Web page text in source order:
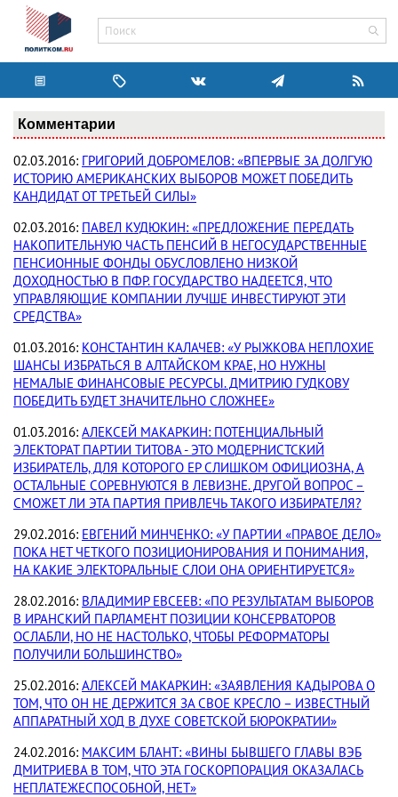
Комментарии
02.03.2016: ГРИГОРИЙ ДОБРОМЕЛОВ: «ВПЕРВЫЕ ЗА ДОЛГУЮ
ИСТОРИЮ АМЕРИКАНСКИХ ВЫБОРОВ МОЖЕТ ПОБЕДИТЬ
КАНДИДАТ ОТ ТРЕТЬЕЙ СИЛЫ»
02.03.2016: ПАВЕЛ КУДЮКИН: «ПРЕДЛОЖЕНИЕ ПЕРЕДАТЬ
НАКОПИТЕЛЬНУЮ ЧАСТЬ ПЕНСИЙ В НЕГОСУДАРСТВЕННЫЕ
ПЕНСИОННЫЕ ФОНДЫ ОБУСЛОВЛЕНО НИЗКОЙ
ДОХОДНОСТЬЮ В ПФР. ГОСУДАРСТВО НАДЕЕТСЯ, ЧТО
УПРАВЛЯЮЩИЕ КОМПАНИИ ЛУЧШЕ ИНВЕСТИРУЮТ ЭТИ
СРЕДСТВА»
01.03.2016: КОНСТАНТИН КАЛАЧЕВ: «У РЫЖКОВА НЕПЛОХИЕ
ШАНСЫ ИЗБРАТЬСЯ В АЛТАЙСКОМ КРАЕ, НО НУЖНЫ
НЕМАЛЫЕ ФИНАНСОВЫЕ РЕСУРСЫ. ДМИТРИЮ ГУДКОВУ
ПОБЕДИТЬ БУДЕТ ЗНАЧИТЕЛЬНО СЛОЖНЕЕ»
01.03.2016: АЛЕКСЕЙ МАКАРКИН: ПОТЕНЦИАЛЬНЫЙ
ЭЛЕКТОРАТ ПАРТИИ ТИТОВА - ЭТО МОДЕРНИСТСКИЙ
ИЗБИРАТЕЛЬ, ДЛЯ КОТОРОГО ЕР СЛИШКОМ ОФИЦИОЗНА, А
ОСТАЛЬНЫЕ СОРЕВНУЮТСЯ В ЛЕВИЗНЕ. ДРУГОЙ ВОПРОС –
СМОЖЕТ ЛИ ЭТА ПАРТИЯ ПРИВЛЕЧЬ ТАКОГО ИЗБИРАТЕЛЯ?
29.02.2016: ЕВГЕНИЙ МИНЧЕНКО: «У ПАРТИИ «ПРАВОЕ ДЕЛО»
ПОКА НЕТ ЧЕТКОГО ПОЗИЦИОНИРОВАНИЯ И ПОНИМАНИЯ,
НА КАКИЕ ЭЛЕКТОРАЛЬНЫЕ СЛОИ ОНА ОРИЕНТИРУЕТСЯ»
28.02.2016: ВЛАДИМИР ЕВСЕЕВ: «ПО РЕЗУЛЬТАТАМ ВЫБОРОВ
В ИРАНСКИЙ ПАРЛАМЕНТ ПОЗИЦИИ КОНСЕРВАТОРОВ
ОСЛАБЛИ, НО НЕ НАСТОЛЬКО, ЧТОБЫ РЕФОРМАТОРЫ
ПОЛУЧИЛИ БОЛЬШИНСТВО»
25.02.2016: АЛЕКСЕЙ МАКАРКИН: «ЗАЯВЛЕНИЯ КАДЫРОВА О
ТОМ, ЧТО ОН НЕ ДЕРЖИТСЯ ЗА СВОЕ КРЕСЛО – ИЗВЕСТНЫЙ
АППАРАТНЫЙ ХОД В ДУХЕ СОВЕТСКОЙ БЮРОКРАТИИ»
24.02.2016: МАКСИМ БЛАНТ: «ВИНЫ БЫВШЕГО ГЛАВЫ ВЭБ
ДМИТРИЕВА В ТОМ, ЧТО ЭТА ГОСКОРПОРАЦИЯ ОКАЗАЛАСЬ
НЕПЛАТЕЖЕСПОСОБНОЙ, НЕТ»